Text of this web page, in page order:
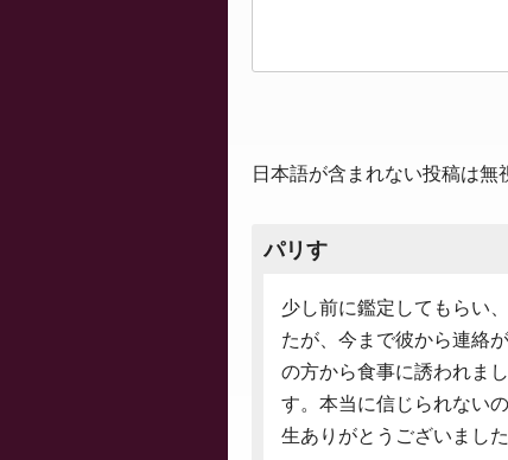
日本語が含まれない投稿は無
パリす
少し前に鑑定してもらい
たが、今まで彼から連絡
の方から食事に誘われま
す。本当に信じられない
生ありがとうございました